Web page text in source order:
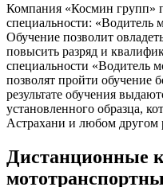
Компания «Космин групп»
специальности: «Водитель
Обучение позволит
повысить разряд и
специальности «Водитель
позволят пройти обучение
результате обучения
установленного образца,
Астрахани и любом другом
Дистанционные